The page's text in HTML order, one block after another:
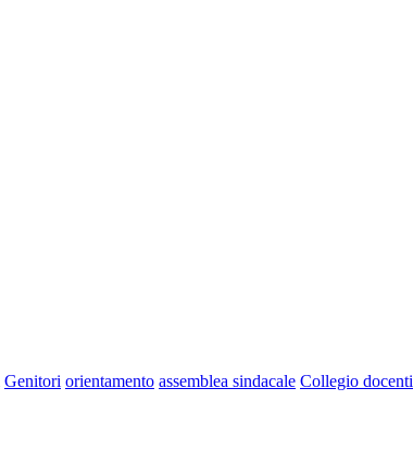
Genitori orientamento assemblea sindacale Collegio docenti